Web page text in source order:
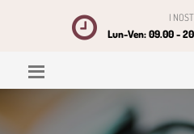
I
Lun-Ven: 09.00 -